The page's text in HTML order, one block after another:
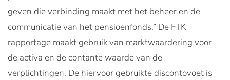
geven die verbinding maakt met het beheer en de
communicatie van het pensioenfonds.” De FTK
rapportage maakt gebruik van marktwaardering voor
de activa en de contante waarde van de
verplichtingen. De hiervoor gebruikte discontovoet is